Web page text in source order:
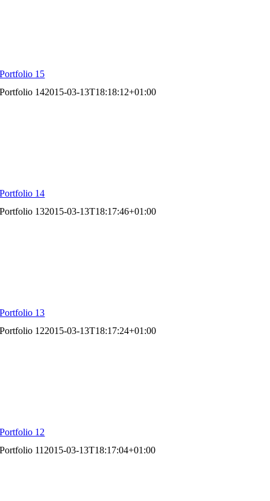
Portfolio 15
Portfolio 142015-03-13T18:18:12+01:00
Portfolio 14
Portfolio 132015-03-13T18:17:46+01:00
Portfolio 13
Portfolio 122015-03-13T18:17:24+01:00
Portfolio 12
Portfolio 11 2015-03-13T18:17:04+01:00